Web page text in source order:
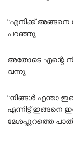
“എനിക്ക് അങ്ങനെ
പറഞ്ഞു
അതോടെ എന്റെ
വന്നു
“നിങ്ങൾ എന്താ
എന്നിട്ട് ഇങ്ങനെ
മേശപ്പുറത്തെ